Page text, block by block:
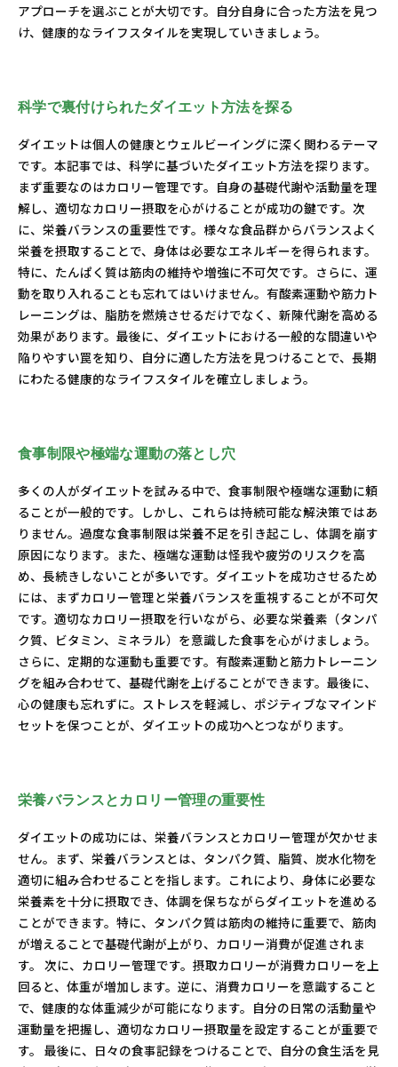
アプローチを選ぶことが大切です。自分自身に合った方法を見つ
け、健康的なライフスタイルを実現していきましょう。
科学で裏付けられたダイエット方法を探る
ダイエットは個人の健康とウェルビーイングに深く関わるテーマ
です。本記事では、科学に基づいたダイエット方法を探ります。
まず重要なのはカロリー管理です。自身の基礎代謝や活動量を理
解し、適切なカロリー摂取を心がけることが成功の鍵です。次
に、栄養バランスの重要性です。様々な食品群からバランスよく
栄養を摂取することで、身体は必要なエネルギーを得られます。
特に、たんぱく質は筋肉の維持や増強に不可欠です。さらに、運
動を取り入れることも忘れてはいけません。有酸素運動や筋力ト
レーニングは、脂肪を燃焼させるだけでなく、新陳代謝を高める
効果があります。最後に、ダイエットにおける一般的な間違いや
陥りやすい罠を知り、自分に適した方法を見つけることで、長期
にわたる健康的なライフスタイルを確立しましょう。
食事制限や極端な運動の落とし穴
多くの人がダイエットを試みる中で、食事制限や極端な運動に頼
ることが一般的です。しかし、これらは持続可能な解決策ではあ
りません。過度な食事制限は栄養不足を引き起こし、体調を崩す
原因になります。また、極端な運動は怪我や疲労のリスクを高
め、長続きしないことが多いです。ダイエットを成功させるため
には、まずカロリー管理と栄養バランスを重視することが不可欠
です。適切なカロリー摂取を行いながら、必要な栄養素（タンパ
ク質、ビタミン、ミネラル）を意識した食事を心がけましょう。
さらに、定期的な運動も重要です。有酸素運動と筋力トレーニン
グを組み合わせて、基礎代謝を上げることができます。最後に、
心の健康も忘れずに。ストレスを軽減し、ポジティブなマインド
セットを保つことが、ダイエットの成功へとつながります。
栄養バランスとカロリー管理の重要性
ダイエットの成功には、栄養バランスとカロリー管理が欠かせま
せん。まず、栄養バランスとは、タンパク質、脂質、炭水化物を
適切に組み合わせることを指します。これにより、身体に必要な
栄養素を十分に摂取でき、体調を保ちながらダイエットを進める
ことができます。特に、タンパク質は筋肉の維持に重要で、筋肉
が増えることで基礎代謝が上がり、カロリー消費が促進されま
す。 次に、カロリー管理です。摂取カロリーが消費カロリーを上
回ると、体重が増加します。逆に、消費カロリーを意識すること
で、健康的な体重減少が可能になります。自分の日常の活動量や
運動量を把握し、適切なカロリー摂取量を設定することが重要で
す。 最後に、日々の食事記録をつけることで、自分の食生活を見